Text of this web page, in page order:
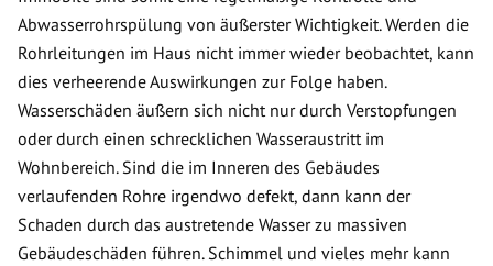
Abwasserrohrspülung von äußerster Wichtigkeit. Werden die
Rohrleitungen im Haus nicht immer wieder beobachtet, kann
dies verheerende Auswirkungen zur Folge haben.
Wasserschäden äußern sich nicht nur durch Verstopfungen
oder durch einen schrecklichen Wasseraustritt im
Wohnbereich. Sind die im Inneren des Gebäudes
verlaufenden Rohre irgendwo defekt, dann kann der
Schaden durch das austretende Wasser zu massiven
Gebäudeschäden führen. Schimmel und vieles mehr kann